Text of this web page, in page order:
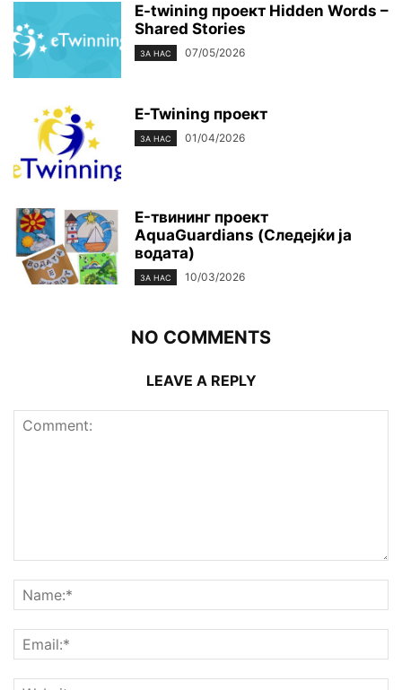
E-twining проект Hidden Words –
Shared Stories
ЗА НАС 07/05/2026
E-Twining проект
ЗА НАС 01/04/2026
E-твининг проект
AquaGuardians (Следејќи ја
водата)
ЗА НАС 10/03/2026
NO COMMENTS
LEAVE A REPLY